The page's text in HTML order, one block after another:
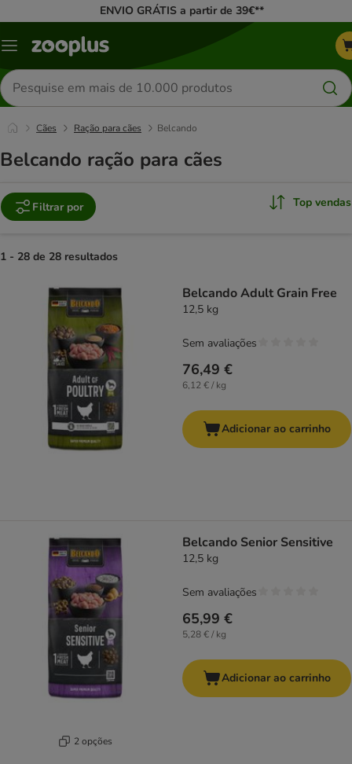
ENVIO GRÁTIS a partir de 39€**
Menu
Pesquisar
produtos
Cães Ração para cães Belcando
Belcando ração para cães
Filtrar por Top vendas
1 - 28 de 28 resultados
Belcando Adult Grain Free
12,5 kg
76,49 €
6,12 € / kg
Sem avaliações
Adicionar ao carrinho
2 opções
Belcando Senior Sensitive
12,5 kg
65,99 €
5,28 € / kg
Sem avaliações
Adicionar ao carrinho